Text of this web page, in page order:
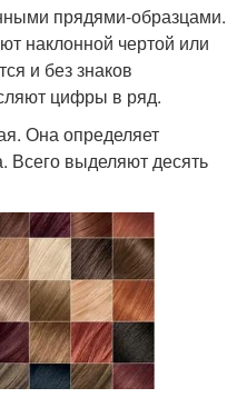
прядями-образцами.
наклонной чертой или
и без знаков
цифры в ряд.
Она определяет
Всего выделяют десять